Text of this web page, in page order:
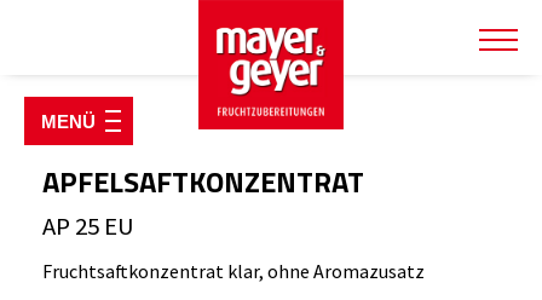
SHOP & PRODUKTE
Fruchtzubereitungen
Fruchtsirupe & Konzentrate
APFELSAFTKONZENTRAT
AP 25 EU
Fruchtsaftkonzentrat klar, ohne Aromazusatz